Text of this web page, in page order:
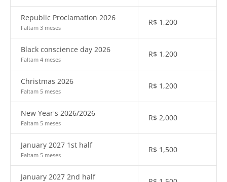
Republic Proclamation 2026
Faltam 3 meses
R$ 1,200
Black conscience day 2026
Faltam 4 meses
R$ 1,200
Christmas 2026
Faltam 5 meses
R$ 1,200
New Year's 2026/2026
Faltam 5 meses
R$ 2,000
January 2027 1st half
Faltam 5 meses
R$ 1,500
January 2027 2nd half